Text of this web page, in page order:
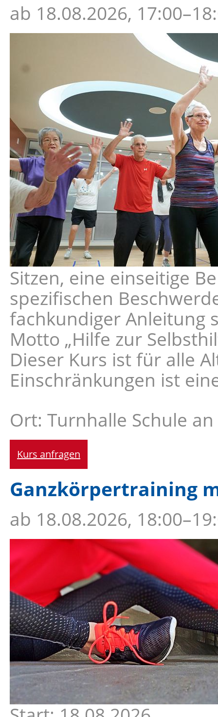
ab 18.08.2026,
Sitzen, eine einseitige
spezifischen
fachkundiger Anleitung
Motto „Hilfe zur
Dieser Kurs ist für alle
Einschränkungen ist
Ort: Turnhalle Schule
Kurs anfragen
Ganzkörpertraining
ab 18.08.2026,